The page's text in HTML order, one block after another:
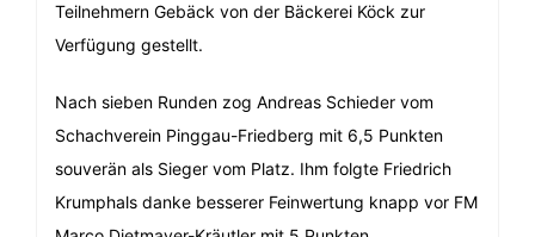
Teilnehmern Gebäck von der Bäckerei Köck zur
Verfügung gestellt.
Nach sieben Runden zog Andreas Schieder vom
Schachverein Pinggau-Friedberg mit 6,5 Punkten
souverän als Sieger vom Platz. Ihm folgte Friedrich
Krumphals danke besserer Feinwertung knapp vor FM